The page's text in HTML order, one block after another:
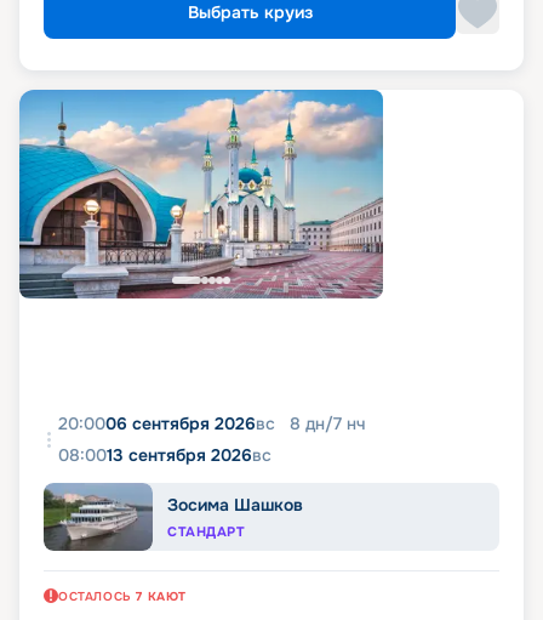
Выбрать круиз
20:0006 сентября 2026вс 8 дн/7 нч
08:0013 сентября 2026вс
Зосима Шашков
СТАНДАРТ
ОСТАЛОСЬ 7 КАЮТ